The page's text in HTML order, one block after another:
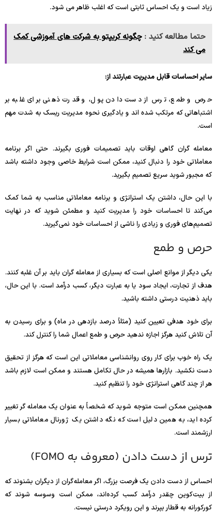
زیاد است و یک احساس ثابتی است که اغلب ظاهر می شود.
حتما مطالعه کنید : چگونه کریپتو به شرکت های آموزشی کمک
می کند
سایر احساسات قابل مدیریت عبارتند از:
حرص و طمع، ترس از دست دادن پول، و قدرت ذهنی برای غلبه بر
اشتباهاتی که مرتکب شده اند و یادگیری نحوه مدیریت ریسک به شدت مهم
است.
معامله گران گاهی اوقات باید تصمیمات فوری بگیرند. حتی اگر برنامه
معاملاتی خود را دنبال کنید، ممکن است شرایط خاصی وجود داشته باشد
که مجبور شوید سریع تصمیم بگیرید.
با این حال، داشتن یک استراتژی و برنامه معاملاتی مناسب به شما کمک
می‌کند تا احساسات خود را مدیریت کنید و مطمئن شوید که در نهایت
تصمیم‌های فوری و زیادی را ناشی از احساسات خود نمی‌گیرید.
حرص و طمع
یکی دیگر از موانع اصلی است که بسیاری از معامله گران باید بر آن غلبه کنند.
هدف از تجارت، ایجاد سود یا به عبارت دیگر، کسب درآمد است. با این حال،
باید ذهنیت درستی داشته باشید.
برای خود هدفی تعیین کنید (مثلاً درصد بازدهی در ماه) و برای رسیدن به
آن تلاش کنید هرگز اجازه ندهید حرص و طمع اعمال شما را کنترل کند.
یک راه خوب برای کار روی روانشناسی معاملاتی این است که هرگز از تحقیق
دست نکشید. بازارها همیشه در حال تکامل هستند و ممکن است لازم باشد
هر از چند گاهی استراتژی خود را تنظیم کنید.
همچنین ممکن است متوجه شوید که شخصاً به عنوان یک معامله گر تغییر
کرده اید، به همین دلیل است که نگه داشتن یک ژورنال معاملاتی بسیار
ارزشمند است.
ترس از دست دادن (معروف به FOMO)
احساس از دست دادن یک فرصت بزرگ، اگر معامله‌گران از دیگران بشنوند که
از بیت‌کوین چقدر درآمد کسب کرده‌اند، ممکن است وسوسه شوند که
کورکورانه به قطار بپرند و این رویکرد درستی نیست.